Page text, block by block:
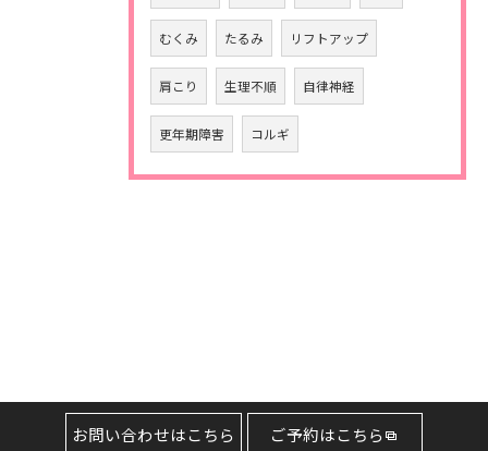
むくみ たるみ リフトアップ
肩こり 生理不順 自律神経
更年期障害 コルギ
お問い合わせはこちら ご予約はこちら